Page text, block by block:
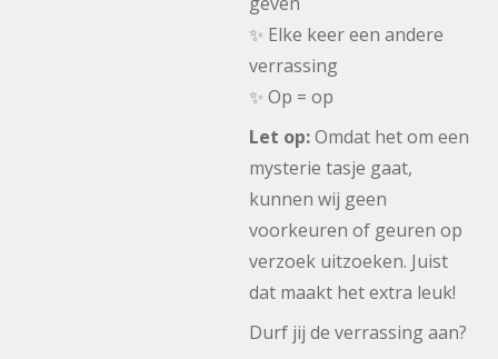
✨ Elke keer een andere
verrassing
✨ Op = op
Let op:Omdat het om een
mysterie tasje gaat,
kunnen wij geen
voorkeuren of geuren op
verzoek uitzoeken. Juist
dat maakt het extra leuk!
Durf jij de verrassing aan?